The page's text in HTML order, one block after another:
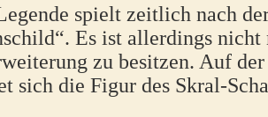
spielt zeitlich nach
Es ist allerdings
zu besitzen. Auf
sich die Figur des Skral-